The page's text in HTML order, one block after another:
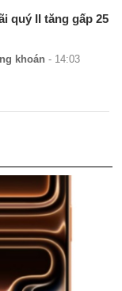
quý II tăng gấp 25
khoán - 14:03